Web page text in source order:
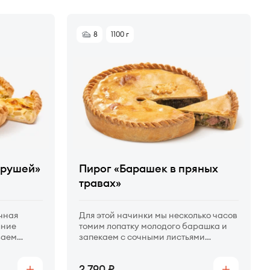
8 1100 г
Пирог «Барашек в пряных
травах»
Для этой начинки мы несколько часов
томим лопатку молодого барашка и
запекаем с сочными листьями